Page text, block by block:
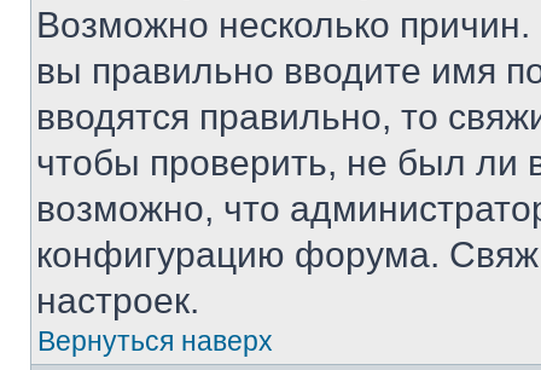
Возможно несколько
вы правильно вводите имя
вводятся правильно, то
чтобы проверить, не был ли
возможно, что
конфигурацию форума.
настроек.
Вернуться наверх